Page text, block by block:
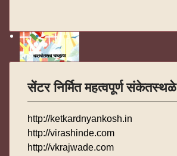
सेंटर निर्मित महत्वपूर्ण संकेतस्थळे
http://ketkardnyankosh.in
http://virashinde.com
http://vkrajwade.com